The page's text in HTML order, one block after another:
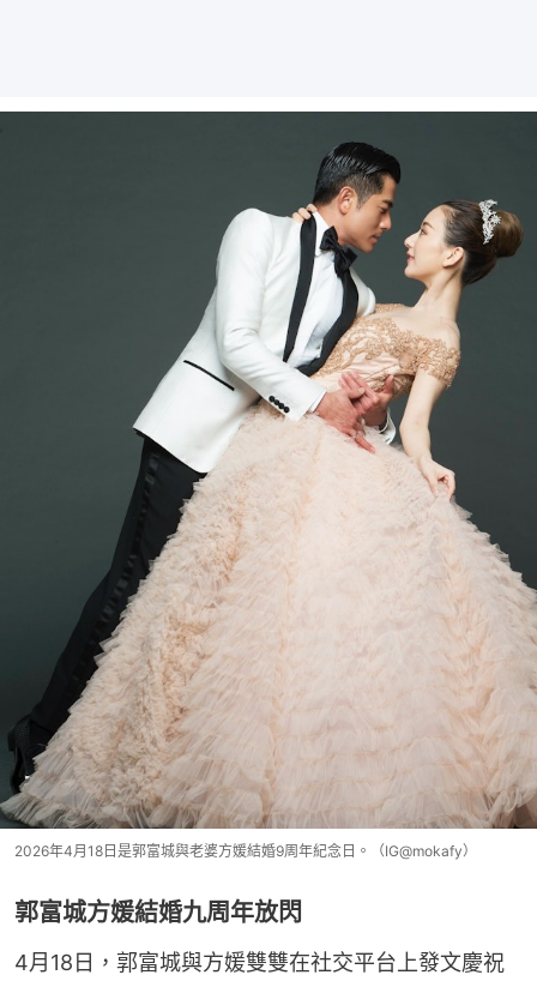
2026年4月18日是郭富城與老婆方媛結婚9周年紀念日。（IG@mokafy）
郭富城方媛結婚九周年放閃
4月18日，郭富城與方媛雙雙在社交平台上發文慶祝